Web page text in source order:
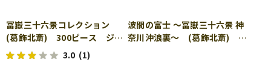
冨嶽三十六景コレクション
(葛飾北斎) 300ピース ジグ
ソーパズル BEV-300-146
3.0 (1)
波間の富士 ～冨嶽三十六景 神
奈川沖浪裏～ (葛飾北斎)